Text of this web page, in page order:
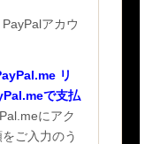
アカウ
リ
で支払
にアク
ご入力のう